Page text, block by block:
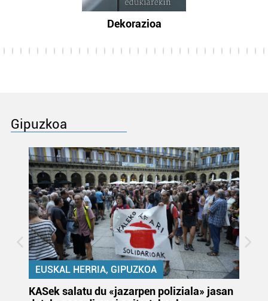
Dekorazioa
Gipuzkoa
EUSKAL HERRIA, GIPUZKOA
KASek salatu du «jazarpen poliziala» jasan